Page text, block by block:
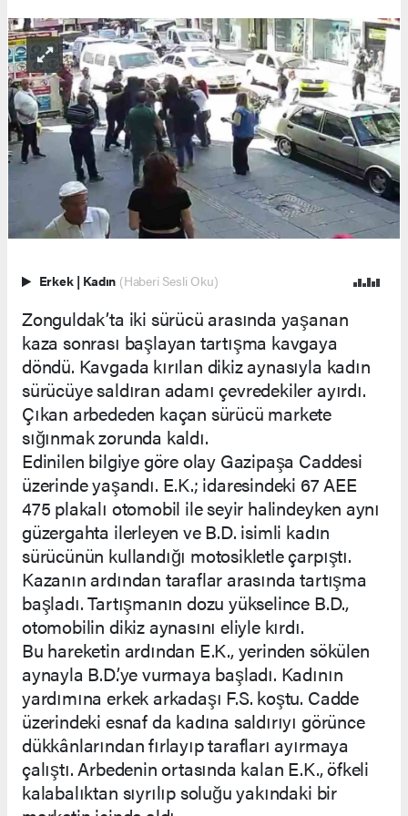
Erkek | Kadın (Haberi Sesli Oku)
Zonguldak’ta iki sürücü arasında yaşanan
kaza sonrası başlayan tartışma kavgaya
döndü. Kavgada kırılan dikiz aynasıyla kadın
sürücüye saldıran adamı çevredekiler ayırdı.
Çıkan arbededen kaçan sürücü markete
sığınmak zorunda kaldı.
Edinilen bilgiye göre olay Gazipaşa Caddesi
üzerinde yaşandı. E.K.; idaresindeki 67 AEE
475 plakalı otomobil ile seyir halindeyken aynı
güzergahta ilerleyen ve B.D. isimli kadın
sürücünün kullandığı motosikletle çarpıştı.
Kazanın ardından taraflar arasında tartışma
başladı. Tartışmanın dozu yükselince B.D.,
otomobilin dikiz aynasını eliyle kırdı.
Bu hareketin ardından E.K., yerinden sökülen
aynayla B.D.’ye vurmaya başladı. Kadının
yardımına erkek arkadaşı F.S. koştu. Cadde
üzerindeki esnaf da kadına saldırıyı görünce
dükkânlarından fırlayıp tarafları ayırmaya
çalıştı. Arbedenin ortasında kalan E.K., öfkeli
kalabalıktan sıyrılıp soluğu yakındaki bir